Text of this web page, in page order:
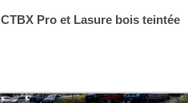
CTBX Pro et Lasure bois teintée